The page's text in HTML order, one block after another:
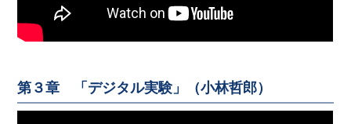
第３章 「デジタル実験」（小林哲郎）